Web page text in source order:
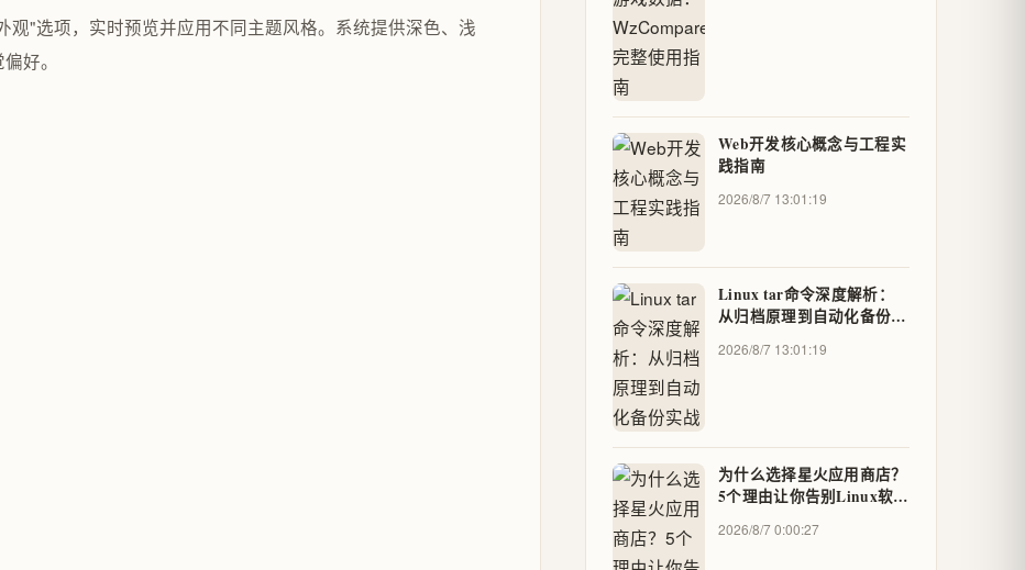
观"选项，实时预览并应用不同主题风格。系统提供深色、浅
好。
Web开发核心概念与工程实
践指南
2026/8/7 13:01:19
Linux tar命令深度解析：
从归档原理到自动化备份实
2026/8/7 13:01:19
为什么选择星火应用商店？
5个理由让你告别Linux软件
2026/8/7 0:00:27